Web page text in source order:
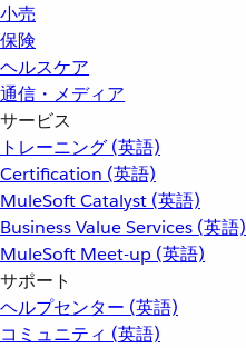
小売
保険
ヘルスケア
通信・メディア
サービス
トレーニング (英語)
Certification (英語)
MuleSoft Catalyst (英語)
Business Value Services (英語)
MuleSoft Meet-up (英語)
サポート
ヘルプセンター (英語)
コミュニティ (英語)